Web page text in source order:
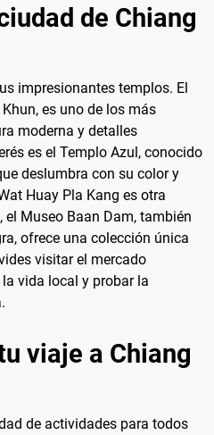
de Chiang
impresionantes templos. El
es uno de los más
moderna y detalles
es el Templo Azul, conocido
deslumbra con su color y
Huay Pla Kang es otra
Museo Baan Dam, también
ofrece una colección única
visitar el mercado
vida local y probar la
viaje a Chiang
de actividades para todos